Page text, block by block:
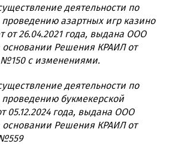
деятельности по
азартных игр казино
от 26.04.2021 года, выдана ООО
Решения КРАИЛ от
№150 с изменениями.
деятельности по
букмекерской
05.12.2024 года, выдана ООО
Решения КРАИЛ от